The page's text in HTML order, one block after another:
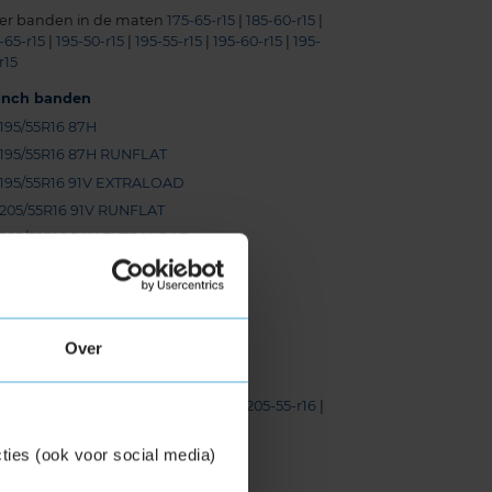
Over
(ook voor social media)
banden in de maten175-65-r15 |185-60-r15
65-r15 |195-50-r15 |195-55-r15 |195-60-r15 |195-
banden
195/55R16 87H
195/55R16 87H RUNFLAT
195/55R16 91V EXTRALOAD
205/55R16 91V RUNFLAT
55R16 94H EXTRALOAD
205/55R16 94V EXTRALOAD
215/45R16 90V EXTRALOAD
60R16 95V
215/60R16 99V EXTRALOAD
60R16 102W EXTRALOAD
205-55-r16 |
banden